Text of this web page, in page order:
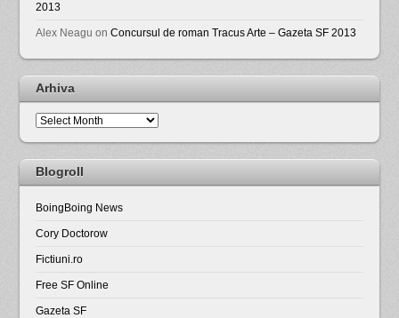
2013
Alex Neagu onConcursul de roman Tracus Arte – Gazeta SF 2013
Arhiva
Arhiva
Blogroll
BoingBoing News
Cory Doctorow
Fictiuni.ro
Free SF Online
Gazeta SF